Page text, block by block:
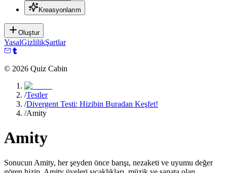
Kreasyonlarım
Oluştur
YasalGizlilikŞartlar
© 2026 Quiz Cabin
/Testler
/Divergent Testi: Hizibin Buradan Keşfet!
/Amity
Amity
Sonucun Amity, her şeyden önce barışı, nezaketi ve uyumu değer